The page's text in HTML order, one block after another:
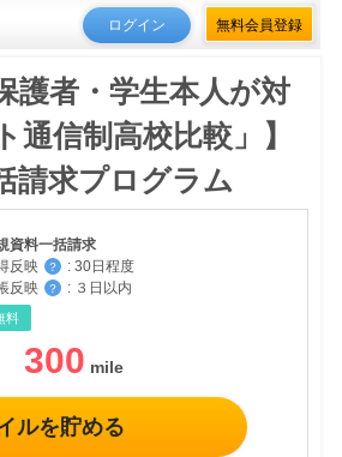
ログイン 無料会員登録
護者・学生本人が対
通信制高校比較」】
請求プログラム
資料一括請求
反映
？ : 30日程度
反映
？ : ３日以内
料
300
ルを貯める